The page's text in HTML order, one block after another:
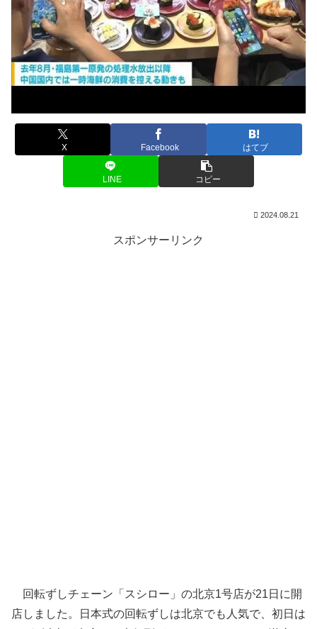
X Facebook はてブ
LINE コピー
2024.08.21
スポンサーリンク
回転ずしチェーン「スシロー」の北京1号店が21日に開
店しました。日本式の回転ずしは北京でも人気で、初日は